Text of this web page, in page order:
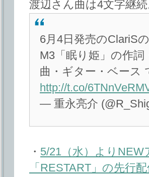
渡辺さん曲は4文字継続
6月4日発売のClariS
M3「眠り姫」の作
曲・ギター・ベース
http://t.co/
— 重永亮介
・ 5/21（水）より
「RESTART」の先行